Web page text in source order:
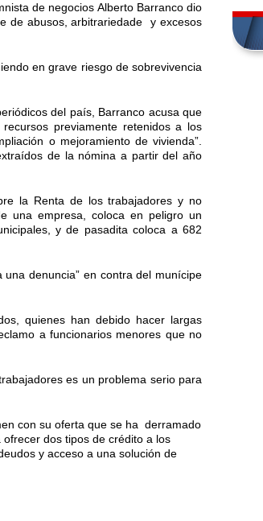
de negocios Alberto Barranco dio
de abusos, arbitrariedade y excesos
en grave riesgo de sobrevivencia
del país, Barranco acusa que
previamente retenidos a los
o mejoramiento de vivienda”.
de la nómina a partir del año
la Renta de los trabajadores y no
una empresa, coloca en peligro un
y de pasadita coloca a 682
denuncia” en contra del munícipe
quienes han debido hacer largas
a funcionarios menores que no
es un problema serio para
con su oferta que se ha derramado
dos tipos de crédito a los
y acceso a una solución de